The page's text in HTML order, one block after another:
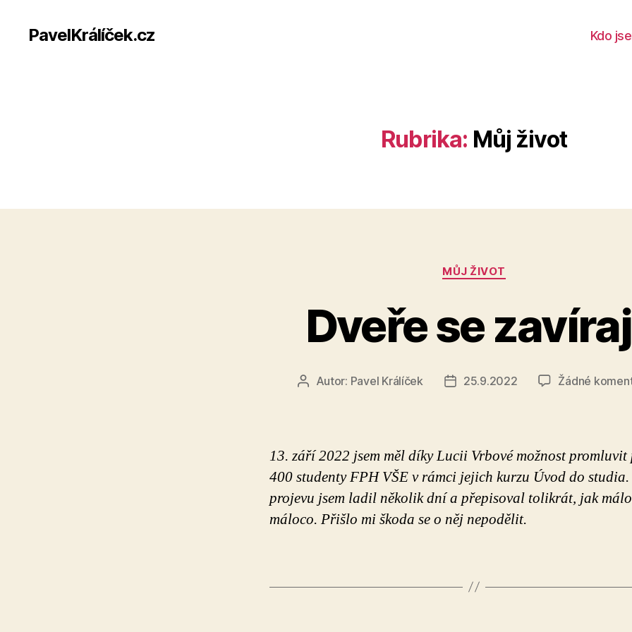
PavelKrálíček.cz Kdo
Rubrika: Můj život
Rubriky
MŮJ ŽIVOT
Dveře se
AutorAutor: Pavel Králíček
Datum
25.9.2022 Žádné
13. září 2022 jsem měl díky Lucii Vrbové možnost promluvit
400 studenty FPH VŠE v rámci jejich kurzu Úvod do studia.
projevu jsem ladil několik dní a přepisoval tolikrát, jak
máloco. Přišlo mi škoda se o něj nepodělit.